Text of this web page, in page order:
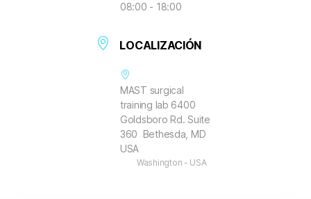
08:00 - 18:00
LOCALIZACIÓN
MAST surgical
training lab 6400
Goldsboro Rd. Suite
360 Bethesda, MD
USA
Washington - USA